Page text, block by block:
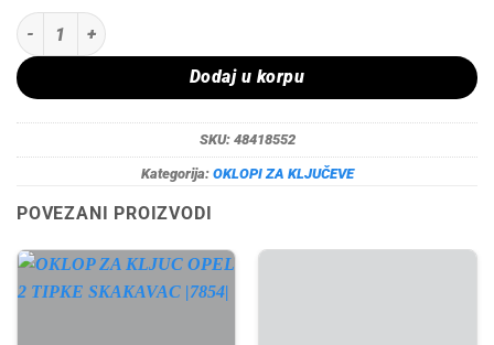
OKLOP ZA KLJUC PEUGEOT CITROEN 2 TIPKE |7756| količina
Dodaj u korpu
SKU: 48418552
Kategorija: OKLOPI ZA KLJUČEVE
POVEZANI PROIZVODI